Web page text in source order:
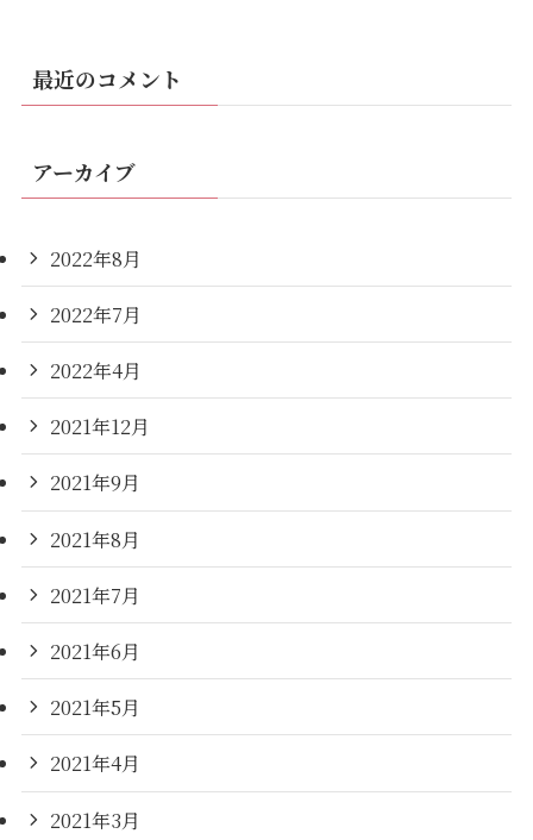
最近のコメント
アーカイブ
2022年8月
2022年7月
2022年4月
2021年12月
2021年9月
2021年8月
2021年7月
2021年6月
2021年5月
2021年4月
2021年3月